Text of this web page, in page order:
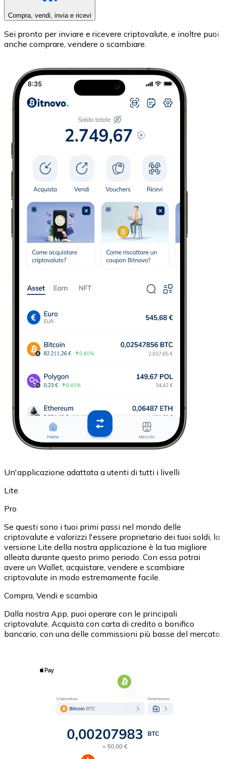
Compra, vendi, invia e ricevi
Sei pronto per inviare e ricevere criptovalute, e inoltre puoi
anche comprare, vendere o scambiare.
Un'applicazione adattata a utenti di tutti i livelli
Lite
Pro
Se questi sono i tuoi primi passi nel mondo delle
criptovalute e valorizzi l'essere proprietario dei tuoi soldi, la
versione Lite della nostra applicazione è la tua migliore
alleata durante questo primo periodo. Con essa potrai
avere un Wallet, acquistare, vendere e scambiare
criptovalute in modo estremamente facile.
Compra, Vendi e scambia
Dalla nostra App, puoi operare con le principali
criptovalute. Acquista con carta di credito o bonifico
bancario, con una delle commissioni più basse del mercato.